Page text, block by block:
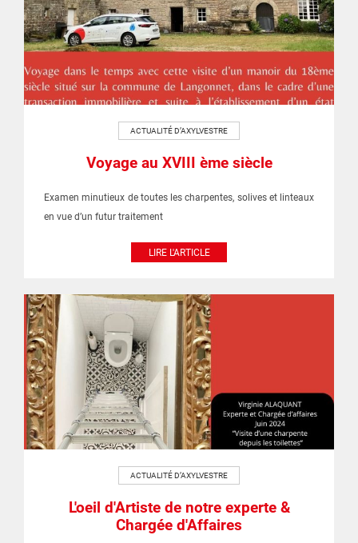
ACTUALITÉ D’AXYLVESTRE
Voyage au XVIII ème siècle
Examen minutieux de toutes les charpentes, solives et linteaux
en vue d’un futur traitement
LIRE L'ARTICLE
ACTUALITÉ D’AXYLVESTRE
L'oeil d'Artiste de notre experte &
Chargée d'Affaires